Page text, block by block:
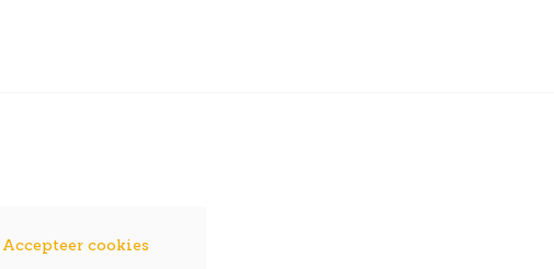
Accepteer cookies